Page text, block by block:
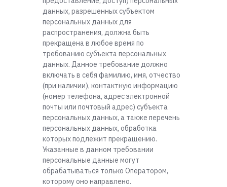
данных, разрешенных субъектом
персональных данных для
распространения, должна быть
прекращена в любое время по
требованию субъекта персональных
данных. Данное требование должно
включать в себя фамилию, имя, отчество
(при наличии), контактную информацию
(номер телефона, адрес электронной
почты или почтовый адрес) субъекта
персональных данных, а также перечень
персональных данных, обработка
которых подлежит прекращению.
Указанные в данном требовании
персональные данные могут
обрабатываться только Оператором,
которому оно направлено.